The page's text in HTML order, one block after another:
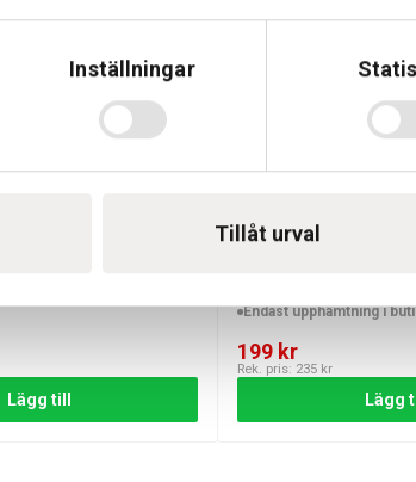
Inställningar
Tillåt urval
Vattentimers för automatisk bevattning.
behov.
undvika blockering.
som har flera bevattningsområden och vill
för dem som använder både spridare,
mer effektivt och bekvämt.
Lägg till
Gardena Classic
Endast upphämtning i
199 kr
Rek. pris: 235 kr
Lägg